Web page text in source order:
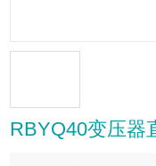
RBYQ40变压器